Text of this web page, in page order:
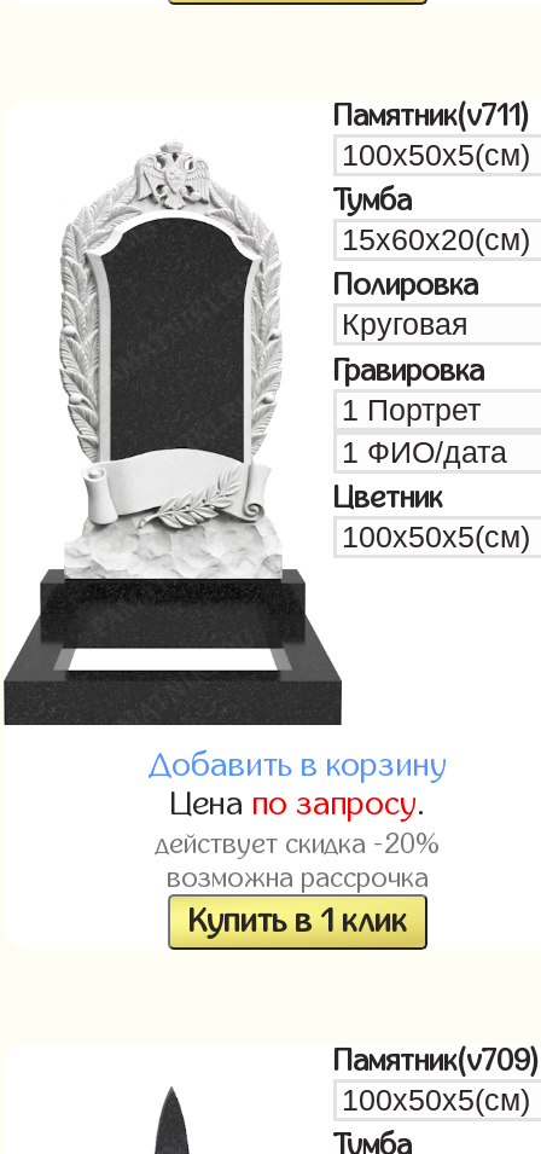
Памятник(v711)
Тумба
Полировка
Гравировка
Цветник
Добавить в корзину
Цена по запросу.
действует скидка -20%
возможна рассрочка
Купить в 1 клик
Памятник(v709)
Тумба